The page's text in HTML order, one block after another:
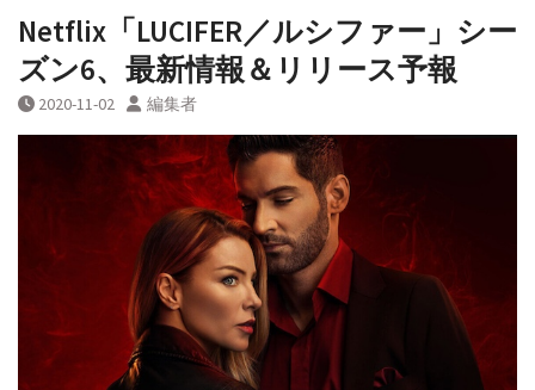
Netflix「LUCIFER／ルシファー」シー
ズン6、最新情報＆リリース予報
2020-11-02 編集者